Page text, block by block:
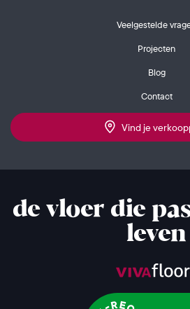
Veelgestelde
Projecten
Blog
Contact
Vind je
de vloer die
leven